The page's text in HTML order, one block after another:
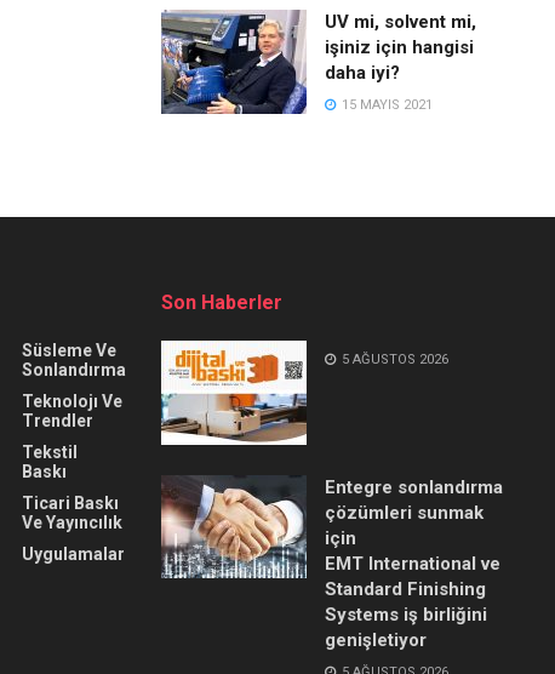
UV mi, solvent mi,
işiniz için hangisi
daha iyi?
15 MAYIS 2021
Süsleme Ve
Sonlandırma
Teknolojı Ve
Trendler
Tekstil
Baskı
Ticari Baskı
Ve Yayıncılık
Uygulamalar
Son Haberler
5 AĞUSTOS 2026
Entegre sonlandırma
çözümleri sunmak
için
EMT International ve
Standard Finishing
Systems iş birliğini
genişletiyor